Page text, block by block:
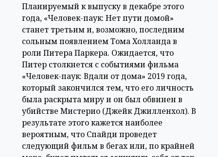
Планируемый к выпуску в декабре этого
года, «Человек-паук: Нет пути домой»
станет третьим и, возможно, последним
сольным появлением Тома Холланда в
роли Питера Паркера. Ожидается, что
Питер столкнется с событиями фильма
«Человек-паук: Вдали от дома» 2019 года,
который закончился тем, что его личность
была раскрыта миру и он был обвинен в
убийстве Мистерио (Джейк Джилленхол). В
результате этого кажется наиболее
вероятным, что Спайди проведет
следующий фильм в бегах или, по крайней